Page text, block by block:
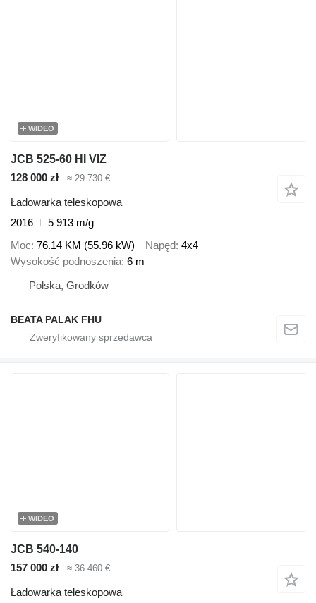
WIDEO
JCB 525-60 HI VIZ
128 000 zł
≈ 29 730 €
Ładowarka teleskopowa
2016
5 913 m/g
Moc 76.14 KM (55.96 kW) Napęd 4x4
Wysokość podnoszenia 6 m
Polska, Grodków
BEATA PALAK FHU
WIDEO
JCB 540-140
157 000 zł
≈ 36 460 €
Ładowarka teleskopowa